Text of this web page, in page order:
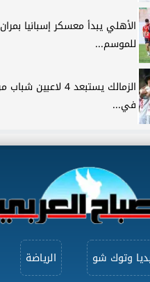
الأهلي يبدأ معسكر إسبانيا
للموسم...
الزمالك يستبعد 4
في...
وتوك شو الرياضة